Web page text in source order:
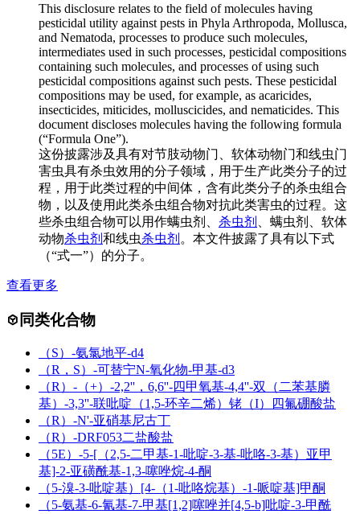
This disclosure relates to the field of molecules having
pesticidal utility against pests in Phyla Arthropoda, Mollusca,
and Nematoda, processes to produce such molecules,
intermediates used in such processes, pesticidal compositions
containing such molecules, and processes of using such
pesticidal compositions against such pests. These pesticidal
compositions may be used, for example, as acaricides,
insecticides, miticides, molluscicides, and nematicides. This
document discloses molecules having the following formula
(“Formula One”).
这份披露涉及具有对节肢动物门、软体动物门和线虫门
害虫具有杀虫效用的分子领域，用于生产此类分子的过
程，用于此类过程的中间体，含有此类分子的杀虫组合
物，以及使用此类杀虫组合物对抗此类害虫的过程。这
些杀虫组合物可以用作螨虫剂、 杀虫剂
、螨虫剂、软体
动物杀虫剂 和线虫杀虫剂 。本文件披露了具有以下式
（“式一”）的分子。
查看更多
同类化合物
（S）-氨氯地平-d4
（R，S）-可替宁N-氧化物-甲基-d3
（R）-（+）-2,2''，6,6''-四甲氧基-4,4''-双（二苯基膦
基）-3,3''-联吡啶（1,5-环辛二烯）铑（I）四氟硼酸盐
（R）-N'-亚硝基尼古丁
（R）-DRF053二盐酸盐
（5E）-5-[（2,5-二甲基-1-吡啶-3-基-吡咯-3-基）亚甲
基]-2-亚磺酰基-1,3-噻唑烷-4-酮
（5-溴-3-吡啶基）[4-（1-吡咯烷基）-1-哌啶基]甲酮
（5-氨基-6-氰基-7-甲基[1,2]噻唑并[4,5-b]吡啶-3-甲酰